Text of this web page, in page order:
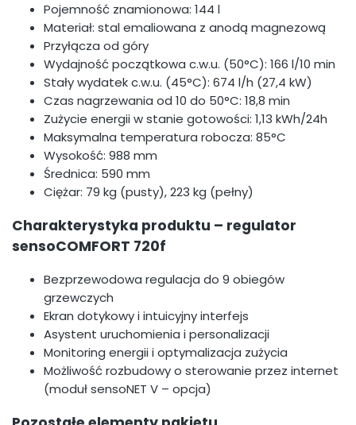
Pojemność znamionowa: 144 l
Materiał: stal emaliowana z anodą magnezową
Przyłącza od góry
Wydajność początkowa c.w.u. (50°C): 166 l/10 min
Stały wydatek c.w.u. (45°C): 674 l/h (27,4 kW)
Czas nagrzewania od 10 do 50°C: 18,8 min
Zużycie energii w stanie gotowości: 1,13 kWh/24h
Maksymalna temperatura robocza: 85°C
Wysokość: 988 mm
Średnica: 590 mm
Ciężar: 79 kg (pusty), 223 kg (pełny)
Charakterystyka produktu – regulator
sensoCOMFORT 720f
Bezprzewodowa regulacja do 9 obiegów
grzewczych
Ekran dotykowy i intuicyjny interfejs
Asystent uruchomienia i personalizacji
Monitoring energii i optymalizacja zużycia
Możliwość rozbudowy o sterowanie przez internet
(moduł sensoNET V – opcja)